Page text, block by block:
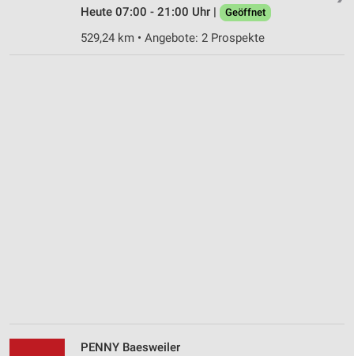
Heute 07:00 - 21:00 Uhr | Geöffnet
529,24 km • Angebote: 2 Prospekte
PENNY Baesweiler